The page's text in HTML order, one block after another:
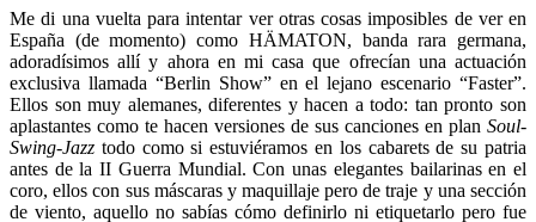
Me di una vuelta para intentar ver otras cosas imposibles de ver en
España (de momento) como HÄMATON, banda rara germana,
adoradísimos allí y ahora en mi casa que ofrecían una actuación
exclusiva llamada “Berlin Show” en el lejano escenario “Faster”.
Ellos son muy alemanes, diferentes y hacen a todo: tan pronto son
aplastantes como te hacen versiones de sus canciones en plan Soul-
Swing-Jazz todo como si estuviéramos en los cabarets de su patria
antes de la II Guerra Mundial. Con unas elegantes bailarinas en el
coro, ellos con sus máscaras y maquillaje pero de traje y una sección
de viento, aquello no sabías cómo definirlo ni etiquetarlo pero fue